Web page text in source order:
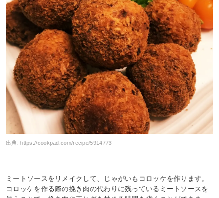
出典:https://cookpad.com/recipe/5914773
ミートソースをリメイクして、じゃがいもコロッケを作ります。
コロッケを作る際の挽き肉の代わりに残っているミートソースを